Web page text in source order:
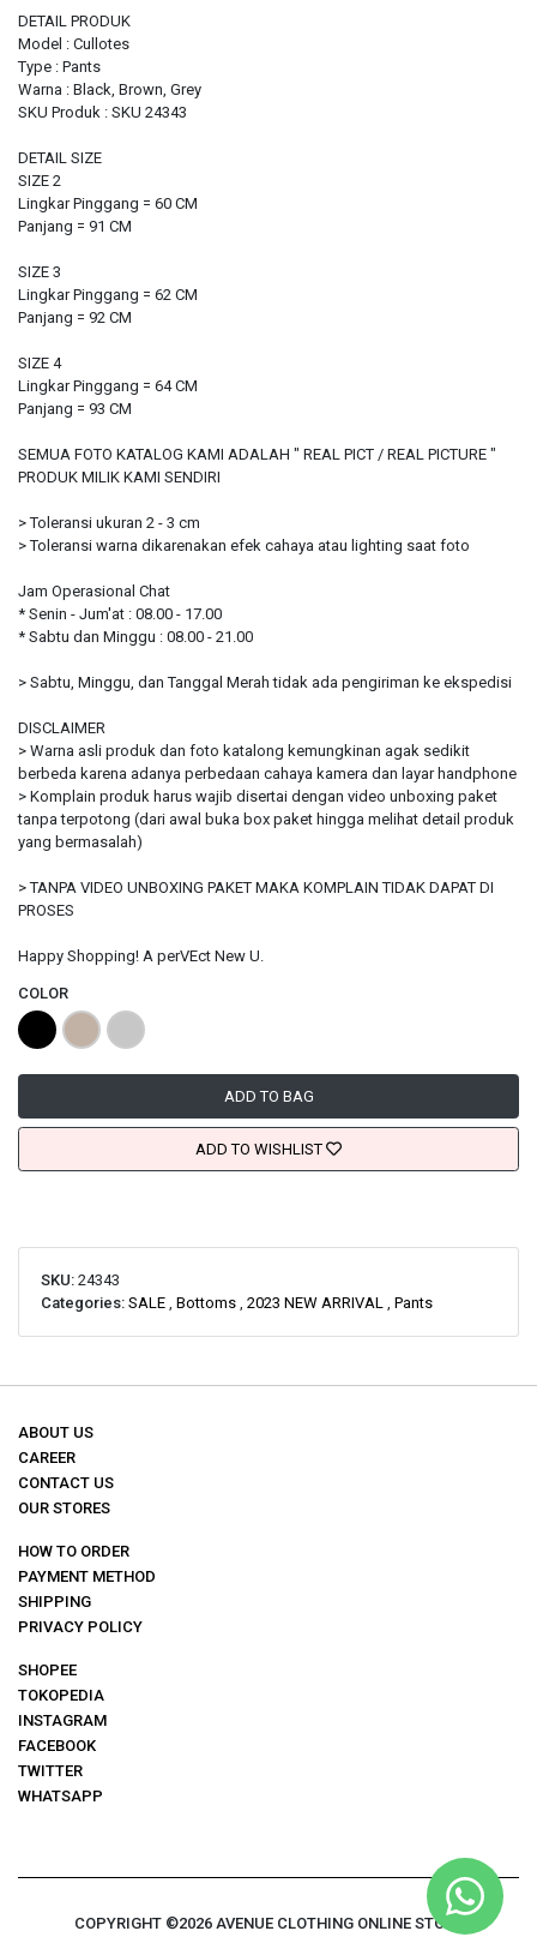
DETAIL PRODUK
Model : Cullotes
Type : Pants
Warna : Black, Brown, Grey
SKU Produk : SKU 24343
DETAIL SIZE
SIZE 2
Lingkar Pinggang = 60 CM
Panjang = 91 CM
SIZE 3
Lingkar Pinggang = 62 CM
Panjang = 92 CM
SIZE 4
Lingkar Pinggang = 64 CM
Panjang = 93 CM
SEMUA FOTO KATALOG KAMI ADALAH " REAL PICT / REAL PICTURE "
PRODUK MILIK KAMI SENDIRI
> Toleransi ukuran 2 - 3 cm
> Toleransi warna dikarenakan efek cahaya atau lighting saat foto
Jam Operasional Chat
* Senin - Jum'at : 08.00 - 17.00
* Sabtu dan Minggu : 08.00 - 21.00
> Sabtu, Minggu, dan Tanggal Merah tidak ada pengiriman ke ekspedisi
DISCLAIMER
> Warna asli produk dan foto katalong kemungkinan agak sedikit
berbeda karena adanya perbedaan cahaya kamera dan layar handphone
> Komplain produk harus wajib disertai dengan video unboxing paket
tanpa terpotong (dari awal buka box paket hingga melihat detail produk
yang bermasalah)
> TANPA VIDEO UNBOXING PAKET MAKA KOMPLAIN TIDAK DAPAT DI
PROSES
Happy Shopping! A perVEct New U.
COLOR
ADD TO BAG
ADD TO WISHLIST
SKU: 24343
Categories: SALE , Bottoms , 2023 NEW ARRIVAL , Pants
ABOUT US
CAREER
CONTACT US
OUR STORES
HOW TO ORDER
PAYMENT METHOD
SHIPPING
PRIVACY POLICY
SHOPEE
TOKOPEDIA
INSTAGRAM
FACEBOOK
TWITTER
WHATSAPP
COPYRIGHT ©2026 AVENUE CLOTHING ONLINE STORE